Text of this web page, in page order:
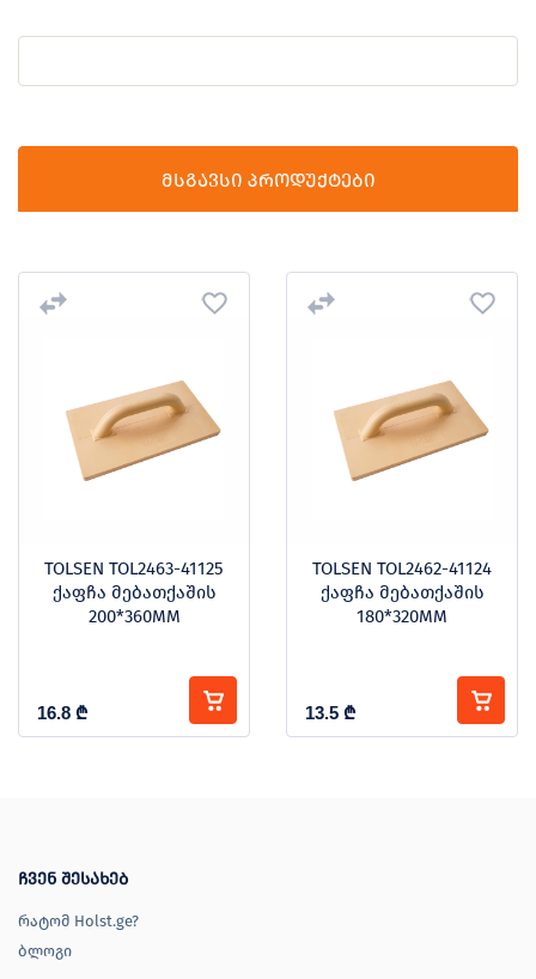
მსგავსი პროდუქტები
TOLSEN TOL2463-41125
ქაფჩა მებათქაშის
200*360MM
16.8 ₾
TOLSEN TOL2462-41124
ქაფჩა მებათქაშის
180*320MM
13.5 ₾
ჩვენ შესახებ
რატომ Holst.ge?
ბლოგი